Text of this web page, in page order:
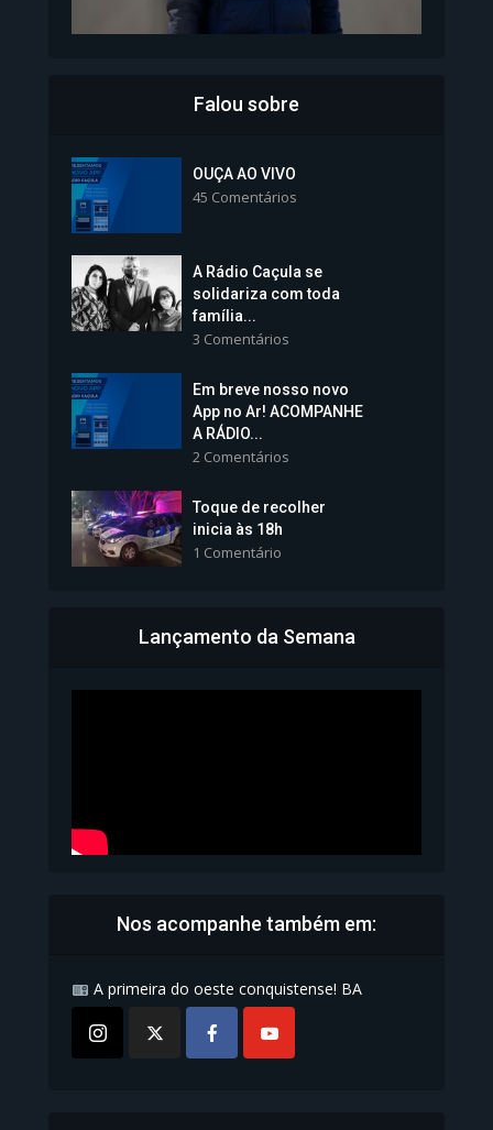
Colégios da Polícia...
Vice-Prefeita Sheila Lemos
tomará posse nesta...
1.101 Modos de exibição
Bahia inicia emissão da
Falou sobre
OUÇA AO VIVO
45 Comentários
A Rádio Caçula se
solidariza com toda
família...
3 Comentários
Em breve nosso novo
App no Ar! ACOMPANHE
A RÁDIO...
2 Comentários
Toque de recolher
inicia às 18h
1 Comentário
Lançamento da Semana
Nos acompanhe também em:
A primeira do oeste conquistense! BA